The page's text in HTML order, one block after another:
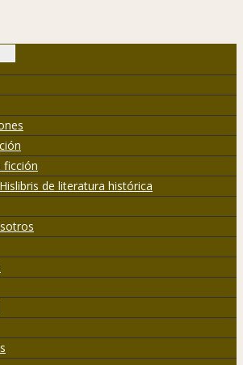
ficción
de literatura histórica